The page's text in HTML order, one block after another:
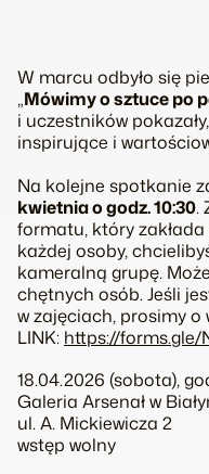
W marcu odbyło się
„Mówimy o sztuce po
i uczestników
inspirujące i
Na kolejne spotkanie
kwietnia o godz. 10:30.
formatu, który
każdej osoby,
kameralną grupę.
chętnych osób. Jeśli
w zajęciach, prosimy o
LINK: https://forms.gle/
18.04.2026 (sobota),
Galeria Arsenał w
ul. A. Mickiewicza 2
wstęp wolny